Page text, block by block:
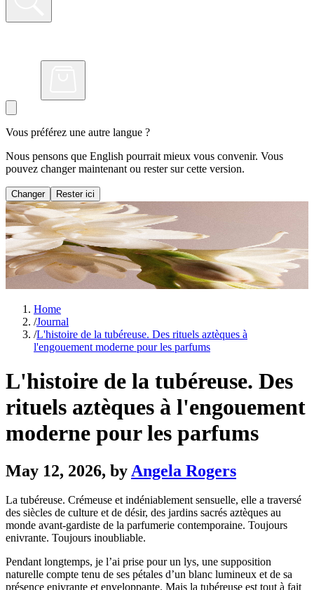
Vous préférez une autre langue ?
Nous pensons que English pourrait mieux vous convenir. Vous
pouvez changer maintenant ou rester sur cette version.
Changer Rester ici
Home
/Journal
/L'histoire de la tubéreuse. Des rituels aztèques à
l'engouement moderne pour les parfums
L'histoire de la tubéreuse. Des
rituels aztèques à l'engouement
moderne pour les parfums
May 12, 2026, by Angela Rogers
La tubéreuse. Crémeuse et indéniablement sensuelle, elle a traversé
des siècles de culture et de désir, des jardins sacrés aztèques au
monde avant-gardiste de la parfumerie contemporaine. Toujours
enivrante. Toujours inoubliable.
Pendant longtemps, je l’ai prise pour un lys, une supposition
naturelle compte tenu de ses pétales d’un blanc lumineux et de sa
présence enivrante et enveloppante. Mais la tubéreuse est tout à fait